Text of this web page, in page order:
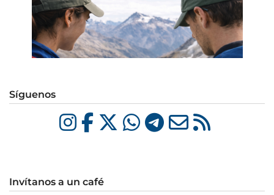
Síguenos
Invítanos a un café